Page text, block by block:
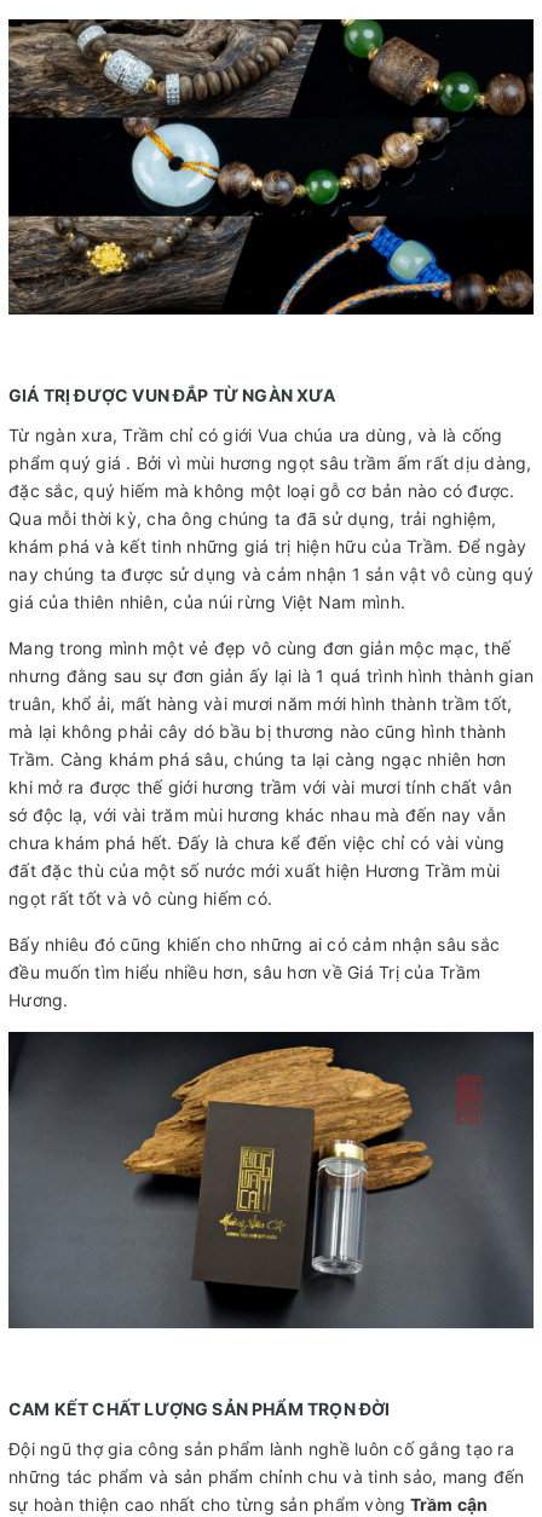
GIÁ TRỊ ĐƯỢC VUN ĐẮP TỪ NGÀN XƯA
Từ ngàn xưa, Trầm chỉ có giới Vua chúa ưa dùng, và là cống
phẩm quý giá . Bởi vì mùi hương ngọt sâu trầm ấm rất dịu dàng,
đặc sắc, quý hiếm mà không một loại gỗ cơ bản nào có được.
Qua mỗi thời kỳ, cha ông chúng ta đã sử dụng, trải nghiệm,
khám phá và kết tinh những giá trị hiện hữu của Trầm. Để ngày
nay chúng ta được sử dụng và cảm nhận 1 sản vật vô cùng quý
giá của thiên nhiên, của núi rừng Việt Nam mình.
Mang trong mình một vẻ đẹp vô cùng đơn giản mộc mạc, thế
nhưng đằng sau sự đơn giản ấy lại là 1 quá trình hình thành gian
truân, khổ ải, mất hàng vài mươi năm mới hình thành trầm tốt,
mà lại không phải cây dó bầu bị thương nào cũng hình thành
Trầm. Càng khám phá sâu, chúng ta lại càng ngạc nhiên hơn
khi mở ra được thế giới hương trầm với vài mươi tính chất vân
sớ độc lạ, với vài trăm mùi hương khác nhau mà đến nay vẫn
chưa khám phá hết. Đấy là chưa kể đến việc chỉ có vài vùng
đất đặc thù của một số nước mới xuất hiện Hương Trầm mùi
ngọt rất tốt và vô cùng hiếm có.
Bấy nhiêu đó cũng khiến cho những ai có cảm nhận sâu sắc
đều muốn tìm hiểu nhiều hơn, sâu hơn về Giá Trị của Trầm
Hương.
CAM KẾT CHẤT LƯỢNG SẢN PHẨM TRỌN ĐỜI
Đội ngũ thợ gia công sản phẩm lành nghề luôn cố gắng tạo ra
những tác phẩm và sản phẩm chỉnh chu và tinh sảo, mang đến
sự hoàn thiện cao nhất cho từng sản phẩm vòng Trầm cận